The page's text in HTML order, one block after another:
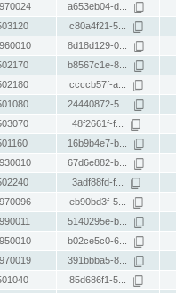
a653eb04-d...
c80a4f21-5...
8d18d129-0...
b8567c1e-8...
ccccb57f-a...
24440872-5...
48f2661f-f...
16b9b4e7-b...
67d6e882-b...
3adf88fd-f...
eb90bd3f-5...
5140295e-b...
b02ce5c0-6...
391bbba5-8...
85d686f1-5...